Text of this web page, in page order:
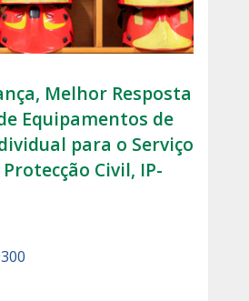
Melhor Resposta
Equipamentos de
para o Serviço
Civil, IP-